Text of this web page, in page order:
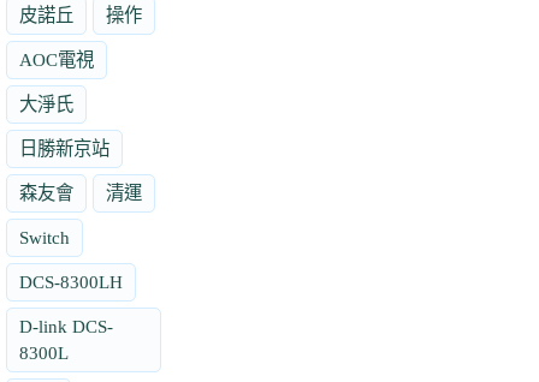
皮諾丘 操作
AOC電視
大淨氏
日勝新京站
森友會 清運
Switch
DCS-8300LH
D-link DCS-
8300L